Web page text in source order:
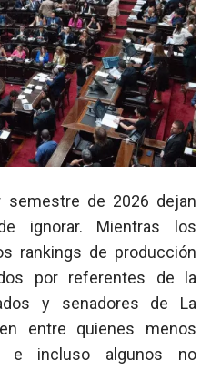
semestre de 2026 dejan
ignorar. Mientras los
rankings de producción
por referentes de la
y senadores de La
entre quienes menos
e incluso algunos no